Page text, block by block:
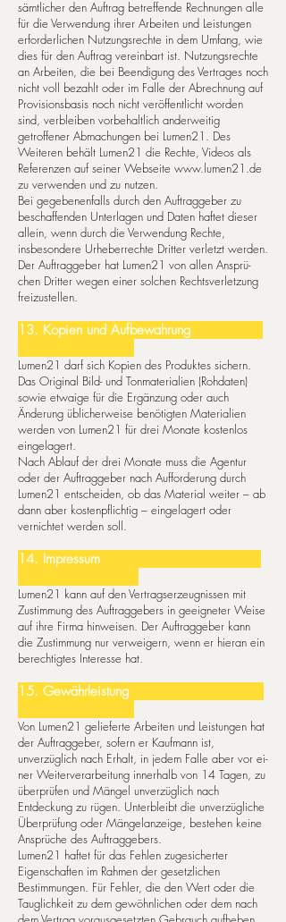
sämtlicher den Auftrag betreffende Rechnungen alle
für die Verwendung ih­rer Arbeiten und Leistungen
erforderlichen Nut­zungsrechte in dem Umfang, wie
dies für den Auftrag vereinbart ist. Nutzungsrechte
an Arbeiten, die bei Beendigung des Vertrages noch
nicht voll bezahlt oder im Falle der Abrechnung auf
Provisionsbasis noch nicht veröffentlicht worden
sind, verbleiben vorbehaltlich anderweitig
getroffener Abmachungen bei Lumen21. Des
Weiteren behält Lumen21 die Rechte, Videos als
Referenzen auf seiner Webseite www.lumen21.de
zu verwenden und zu nutzen.
Bei gegebenenfalls durch den Auftraggeber zu
beschaffenden Unterlagen und Daten haftet dieser
allein, wenn durch die Verwendung Rechte,
insbesondere Urheberrechte Dritter verletzt werden.
Der Auftraggeber hat Lumen21 von allen An­sprü­
chen Dritter wegen einer solchen Rechtsverletzung
freizustellen.
13. Kopien und Aufbewahrung
Lumen21 darf sich Kopien des Produktes sichern.
Das Original Bild- und Tonmaterialien (Rohdaten)
sowie etwaige für die Ergänzung oder auch
Änderung üblicherweise benötigten Materialien
werden von Lumen21 für drei Monate kostenlos
eingelagert.
Nach Ablauf der drei Monate muss die Agentur
oder der Auftraggeber nach Aufforderung durch
Lumen21 entscheiden, ob das Material weiter – ab
dann aber kostenpflichtig – eingelagert oder
vernichtet werden soll.
14. Impressum
Lumen21 kann auf den Vertragserzeugnissen mit
Zustimmung des Auftraggebers in geeigneter Weise
auf ihre Firma hinweisen. Der Auftraggeber kann
die Zustimmung nur verweigern, wenn er hieran ein
berechtigtes Interesse hat.
15. Gewährleistung
Von Lumen21 gelieferte Arbeiten und Leistungen hat
der Auftraggeber, sofern er Kaufmann ist,
unverzüglich nach Erhalt, in jedem Falle aber vor ei­
ner Weiterverarbeitung innerhalb von 14 Tagen, zu
überprüfen und Mängel unverzüglich nach
Entdeckung zu rügen. Unterbleibt die un­ver­züg­li­che
Überprüfung oder Mängelanzeige, bestehen keine
Ansprüche des Auftraggebers.
Lumen21 haftet für das Fehlen zugesicherter
Eigenschaften im Rahmen der gesetzlichen
Bestimmungen. Für Fehler, die den Wert oder die
Tauglichkeit zu dem gewöhnlichen oder dem nach